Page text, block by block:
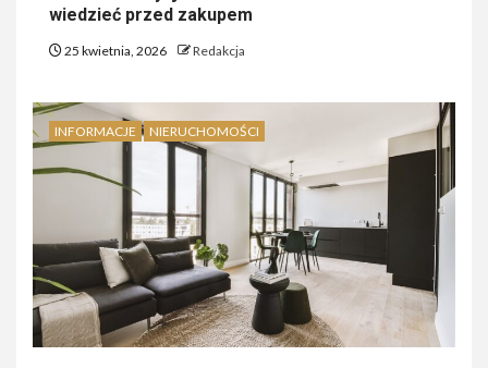
wiedzieć przed zakupem
25 kwietnia, 2026 Redakcja
INFORMACJE NIERUCHOMOŚCI